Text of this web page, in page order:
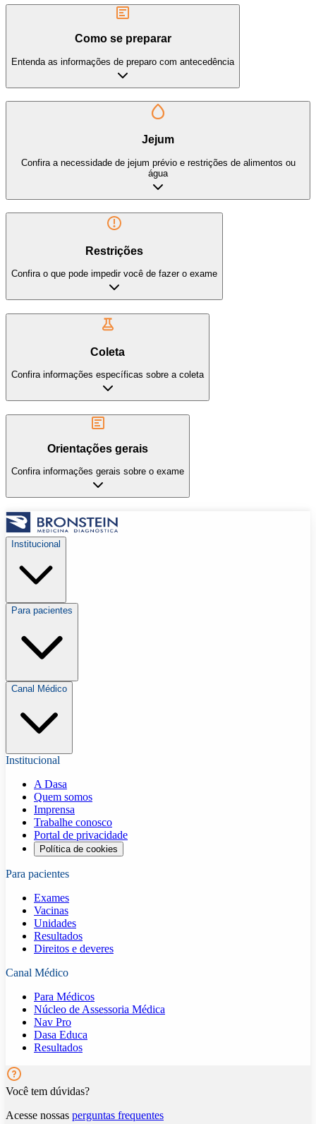
Como se preparar
Entenda as informações de preparo com antecedência
Jejum
Confira a necessidade de jejum prévio e restrições de alimentos ou
água
Restrições
Confira o que pode impedir você de fazer o exame
Coleta
Confira informações específicas sobre a coleta
Orientações gerais
Confira informações gerais sobre o exame
Institucional
Para pacientes
Canal Médico
Institucional
A Dasa
Quem somos
Imprensa
Trabalhe conosco
Portal de privacidade
Política de cookies
Para pacientes
Exames
Vacinas
Unidades
Resultados
Direitos e deveres
Canal Médico
Para Médicos
Núcleo de Assessoria Médica
Nav Pro
Dasa Educa
Resultados
Você tem dúvidas?
Acesse nossas perguntas frequentes